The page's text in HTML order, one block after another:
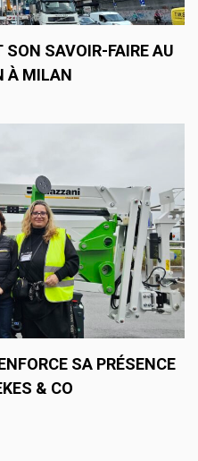
SAVOIR-FAIRE AU
À MILAN
SA PRÉSENCE
& CO